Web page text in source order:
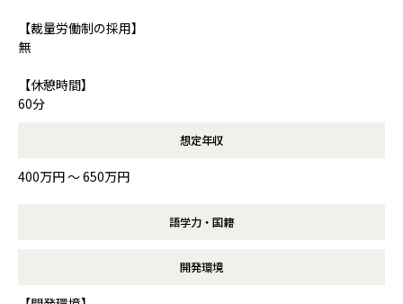
【裁量労働制の採用】
無
【休憩時間】
60分
想定年収
400万円 〜 650万円
語学力・国籍
開発環境